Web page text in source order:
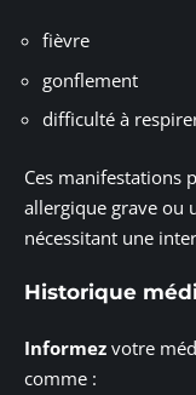
fièvre
gonflement
difficulté à
Ces manifestations
allergique grave ou
nécessitant une
Historique
Informez votre
comme :